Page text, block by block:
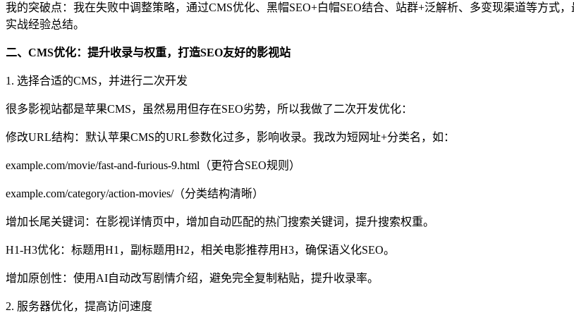
我的突破点：我在失败中调整策略，通过CMS优化、黑帽SEO+白帽SEO结合、站群+泛解析、多变现渠道等方式
实战经验总结。
二、CMS优化：提升收录与权重，打造SEO友好的影视站
1. 选择合适的CMS，并进行二次开发
很多影视站都是苹果CMS，虽然易用但存在SEO劣势，所以我做了二次开发优化：
修改URL结构：默认苹果CMS的URL参数化过多，影响收录。我改为短网址+分类名，如：
example.com/movie/fast-and-furious-9.html（更符合SEO规则）
example.com/category/action-movies/（分类结构清晰）
增加长尾关键词：在影视详情页中，增加自动匹配的热门搜索关键词，提升搜索权重。
H1-H3优化：标题用H1，副标题用H2，相关电影推荐用H3，确保语义化SEO。
增加原创性：使用AI自动改写剧情介绍，避免完全复制粘贴，提升收录率。
2. 服务器优化，提高访问速度